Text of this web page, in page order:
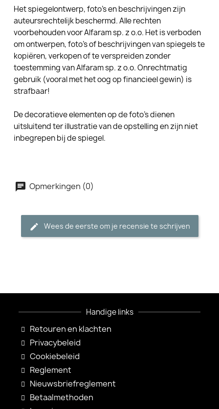
Het spiegelontwerp, foto's en beschrijvingen zijn
auteursrechtelijk beschermd. Alle rechten
voorbehouden voor Alfaram sp. z o.o. Het is verboden
om ontwerpen, foto's of beschrijvingen van spiegels te
kopiëren, verkopen of te verspreiden zonder
toestemming van Alfaram sp. z o.o. Onrechtmatig
gebruik (vooral met het oog op financieel gewin) is
strafbaar!
De decoratieve elementen op de foto's dienen
uitsluitend ter illustratie van de opstelling en zijn niet
inbegrepen bij de spiegel.
Opmerkingen (0)
Wees de eerste om je recensie te schrijven
Handige links
Retouren en klachten
Privacybeleid
Cookiebeleid
Reglement
Nieuwsbriefreglement
Betaalmethoden